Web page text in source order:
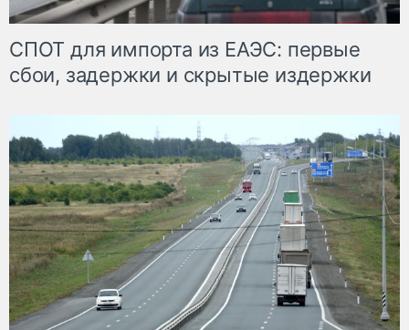
СПОТ для импорта из ЕАЭС: первые
сбои, задержки и скрытые издержки